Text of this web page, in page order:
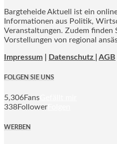
Bargteheide Aktuell ist ein
Informationen aus Politik,
Veranstaltungen. Zudem finden
Vorstellungen von regional
Impressum Datenschutz | AGB
FOLGEN SIE UNS
5,306Fans
338Follower
WERBEN